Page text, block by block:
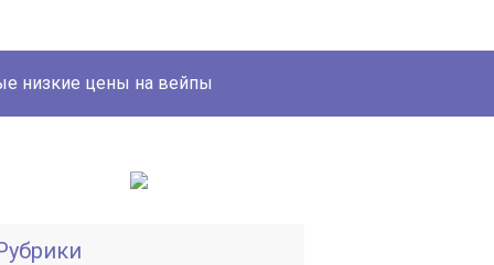
низкие цены на вейпы